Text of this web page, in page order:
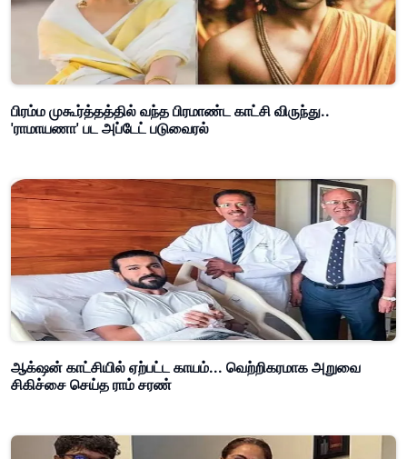
பிரம்ம முகூர்த்தத்தில் வந்த பிரமாண்ட காட்சி விருந்து..
'ராமாயணா' பட அப்டேட் படுவைரல்
ஆக்‌ஷன் காட்சியில் ஏற்பட்ட காயம்... வெற்றிகரமாக அறுவை
சிகிச்சை செய்த ராம் சரண்